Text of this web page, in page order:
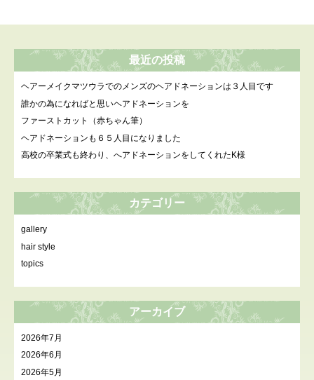
最近の投稿
ヘアーメイクマツウラでのメンズのヘアドネーションは３人目です
誰かの為になればと思いヘアドネーションを
ファーストカット（赤ちゃん筆）
ヘアドネーションも６５人目になりました
高校の卒業式も終わり、へアドネーションをしてくれたK様
カテゴリー
gallery
hair style
topics
アーカイブ
2026年7月
2026年6月
2026年5月